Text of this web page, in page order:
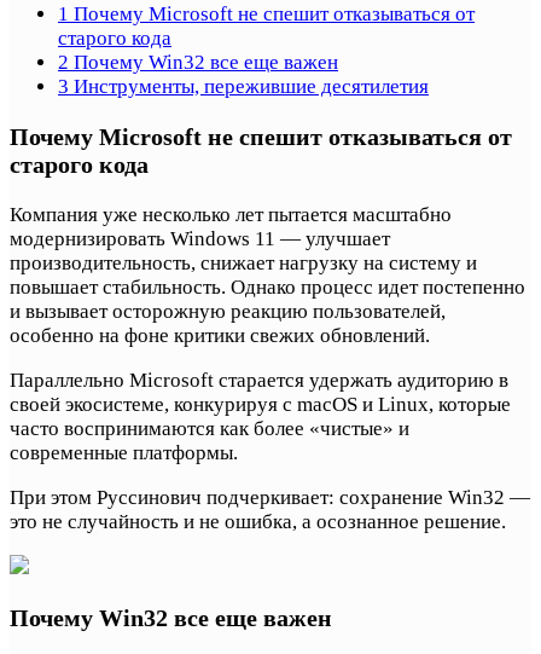
1 Почему Microsoft не спешит отказываться от
старого кода
2 Почему Win32 все еще важен
3 Инструменты, пережившие десятилетия
Почему Microsoft не спешит отказываться от
старого кода
Компания уже несколько лет пытается масштабно
модернизировать Windows 11 — улучшает
производительность, снижает нагрузку на систему и
повышает стабильность. Однако процесс идет постепенно
и вызывает осторожную реакцию пользователей,
особенно на фоне критики свежих обновлений.
Параллельно Microsoft старается удержать аудиторию в
своей экосистеме, конкурируя с macOS и Linux, которые
часто воспринимаются как более «чистые» и
современные платформы.
При этом Руссинович подчеркивает: сохранение Win32 —
это не случайность и не ошибка, а осознанное решение.
Почему Win32 все еще важен